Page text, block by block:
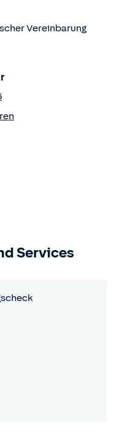
Vereinbarung
Services